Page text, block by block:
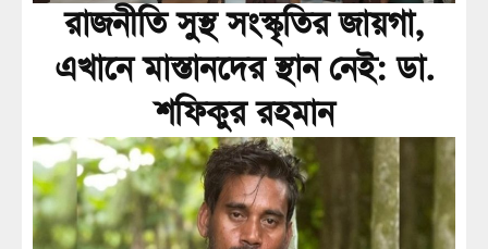
রাজনীতি সুস্থ সংস্কৃতির জায়গা,
এখানে মাস্তানদের স্থান নেই: ডা.
শফিকুর রহমান